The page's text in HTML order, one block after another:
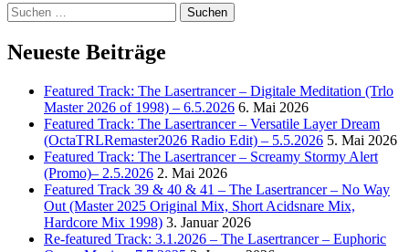
Suchen
nach:
Neueste Beiträge
Featured Track: The Lasertrancer – Digitale Meditation (Trlo
Master 2026 of 1998) – 6.5.2026 6. Mai 2026
Featured Track: The Lasertrancer – Versatile Layer Dream
(OctaTRLRemaster2026 Radio Edit) – 5.5.2026 5. Mai 2026
Featured Track: The Lasertrancer – Screamy Stormy Alert
(Promo)– 2.5.2026 2. Mai 2026
Featured Track 39 & 40 & 41 – The Lasertrancer – No Way
Out (Master 2025 Original Mix, Short Acidsnare Mix,
Hardcore Mix 1998) 3. Januar 2026
Re-featured Track: 3.1.2026 – The Lasertrancer – Euphoric